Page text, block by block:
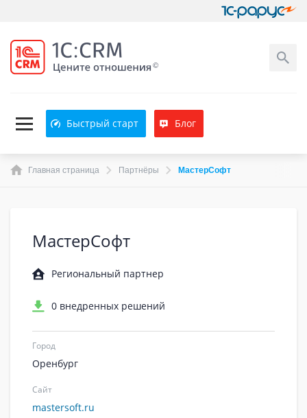
Быстрый старт Блог
Главная страница Партнёры МастерСофт
МастерСофт
Региональный партнер
0 внедренных решений
Город
Оренбург
Сайт
mastersoft.ru